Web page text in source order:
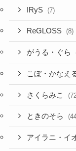
IRyS (7)
ReGLOSS (8)
がうる・ぐら
こぼ・かなえ
さくらみこ
ときのそら
アイラニ・イ